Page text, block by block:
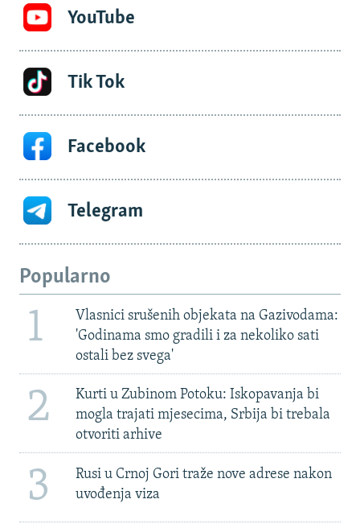
YouTube
Tik Tok
Facebook
Telegram
Popularno
1
Vlasnici srušenih objekata na Gazivodama:
'Godinama smo gradili i za nekoliko sati
ostali bez svega'
2
Kurti u Zubinom Potoku: Iskopavanja bi
mogla trajati mjesecima, Srbija bi trebala
otvoriti arhive
3
Rusi u Crnoj Gori traže nove adrese nakon
uvođenja viza